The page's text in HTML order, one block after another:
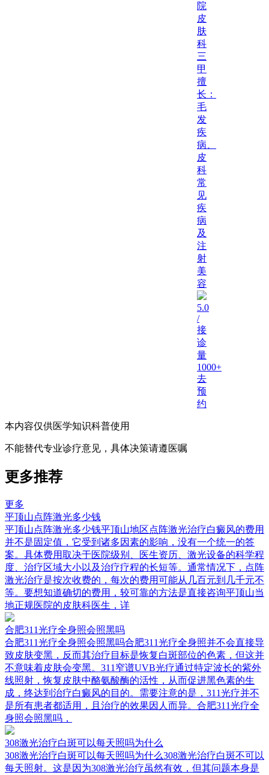
院
皮
肤
科
三
甲
擅
长：
毛
发
疾
病、
皮
科
常
见
疾
病
及
注
射
美
容
5.0
/
接
诊
量
1000+
去
预
约
本内容仅供医学知识科普使用
不能替代专业诊疗意见，具体决策请遵医嘱
更多推荐
更多
平顶山点阵激光多少钱
平顶山点阵激光多少钱平顶山地区点阵激光治疗白癜风的费用
并不是固定值，它受到诸多因素的影响，没有一个统一的答
案。具体费用取决于医院级别、医生资历、激光设备的科学程
度、治疗区域大小以及治疗疗程的长短等。通常情况下，点阵
激光治疗是按次收费的，每次的费用可能从几百元到几千元不
等。要想知道确切的费用，较可靠的方法是直接咨询平顶山当
地正规医院的皮肤科医生，详
合肥311光疗全身照会照黑吗
合肥311光疗全身照会照黑吗合肥311光疗全身照并不会直接导
致皮肤变黑，反而其治疗目标是恢复白斑部位的色素，但这并
不意味着皮肤会变黑。311窄谱UVB光疗通过特定波长的紫外
线照射，恢复皮肤中酪氨酸酶的活性，从而促进黑色素的生
成，终达到治疗白癜风的目的。需要注意的是，311光疗并不
是所有患者都适用，且治疗的效果因人而异。合肥311光疗全
身照会照黑吗，
308激光治疗白斑可以每天照吗为什么
308激光治疗白斑可以每天照吗为什么308激光治疗白斑不可以
每天照射。这是因为308激光治疗虽然有效，但其问题本身是